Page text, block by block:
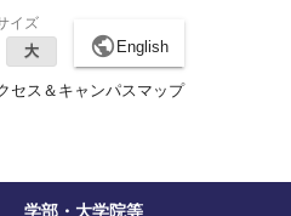
イズ
大 public English
セス＆キャンパスマップ
学部・大学院等